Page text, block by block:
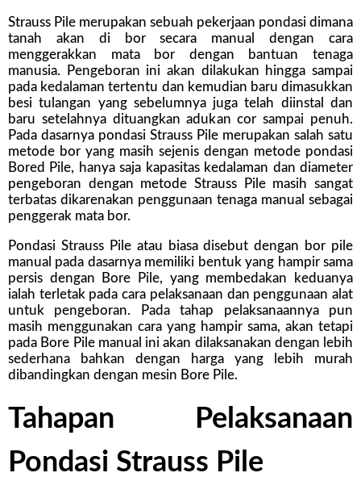
Strauss Pile merupakan sebuah pekerjaan pondasi dimana
tanah akan di bor secara manual dengan cara
menggerakkan mata bor dengan bantuan tenaga
manusia. Pengeboran ini akan dilakukan hingga sampai
pada kedalaman tertentu dan kemudian baru dimasukkan
besi tulangan yang sebelumnya juga telah diinstal dan
baru setelahnya dituangkan adukan cor sampai penuh.
Pada dasarnya pondasi Strauss Pile merupakan salah satu
metode bor yang masih sejenis dengan metode pondasi
Bored Pile, hanya saja kapasitas kedalaman dan diameter
pengeboran dengan metode Strauss Pile masih sangat
terbatas dikarenakan penggunaan tenaga manual sebagai
penggerak mata bor.
Pondasi Strauss Pile atau biasa disebut dengan bor pile
manual pada dasarnya memiliki bentuk yang hampir sama
persis dengan Bore Pile, yang membedakan keduanya
ialah terletak pada cara pelaksanaan dan penggunaan alat
untuk pengeboran. Pada tahap pelaksanaannya pun
masih menggunakan cara yang hampir sama, akan tetapi
pada Bore Pile manual ini akan dilaksanakan dengan lebih
sederhana bahkan dengan harga yang lebih murah
dibandingkan dengan mesin Bore Pile.
Tahapan Pelaksanaan
Pondasi Strauss Pile